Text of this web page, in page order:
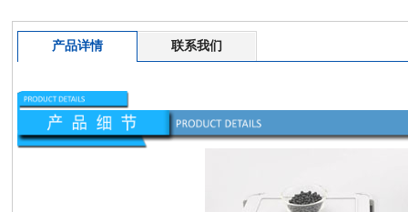
产品详情 联系我们